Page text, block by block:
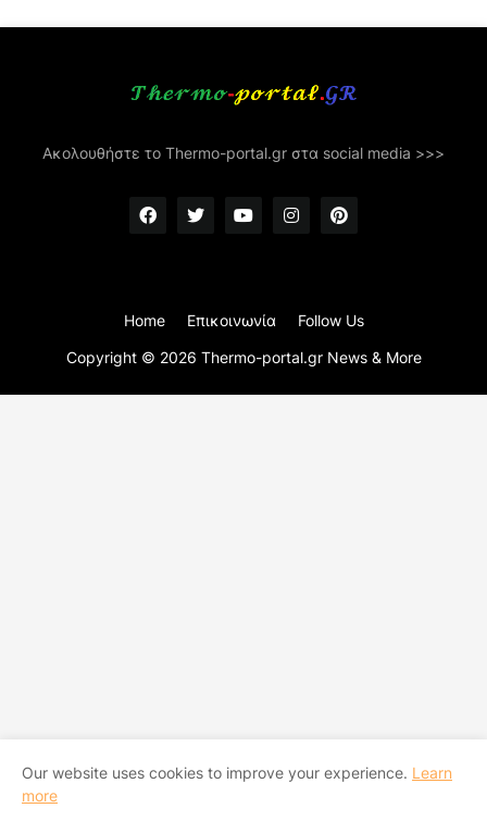
Ακολουθήστε το Thermo-portal.gr στα social media >>>
Copyright © 2026 Thermo-portal.gr News & More
Home Επικοινωνία Follow Us
Our website uses cookies to improve your experience. Learn
more